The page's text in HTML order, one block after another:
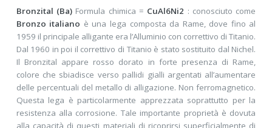
Bronzital (Ba) Formula chimica = CuAl6Ni2 : conosciuto come
Bronzo italiano è una lega composta da Rame, dove fino al
1959 il principale alligante era l’Alluminio con correttivo di Titanio.
Dal 1960 in poi il correttivo di Titanio è stato sostituito dal Nichel.
Il Bronzital appare rosso dorato in forte presenza di Rame,
colore che sbiadisce verso pallidi gialli argentati all’aumentare
delle percentuali del metallo di alligazione. Non ferromagnetico.
Questa lega è particolarmente apprezzata soprattutto per la
resistenza alla corrosione. Tale importante proprietà è dovuta
alla capacità di questi materiali di ricoprirsi superficialmente di